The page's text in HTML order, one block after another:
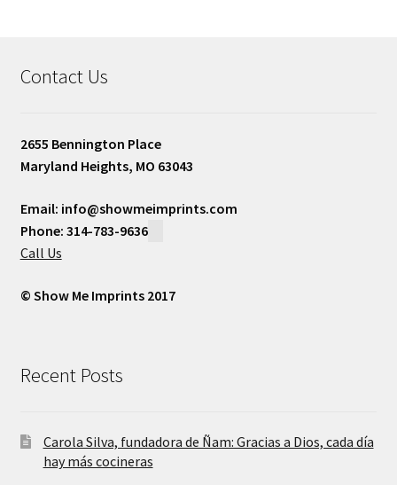
Contact Us
2655 Bennington Place
Maryland Heights, MO 63043
Email: info@showmeimprints.com
Phone: 314-783-9636
Call Us
© Show Me Imprints 2017
Recent Posts
Carola Silva, fundadora de Ñam: Gracias a Dios, cada día
hay más cocineras